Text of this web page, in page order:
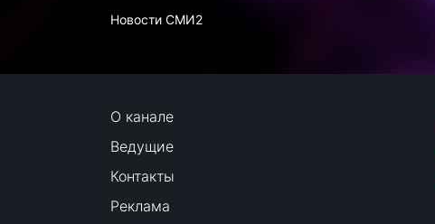
Новости СМИ2
О канале
Ведущие
Контакты
Реклама